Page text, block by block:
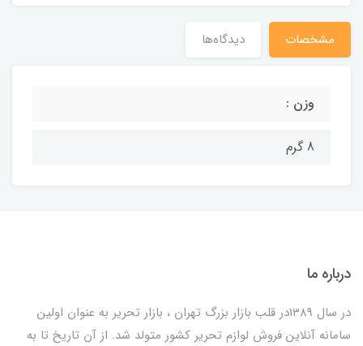
مشخصات دیدگاه‌ها
وزن :
8 گرم
درباره ما
در سال 1389در قلب بازار بزرگ تهران ، بازار تحریر به عنوان اولین
سامانه آنلاین فروش لوازم تحریر کشور متولد شد. از آن تاریخ تا به